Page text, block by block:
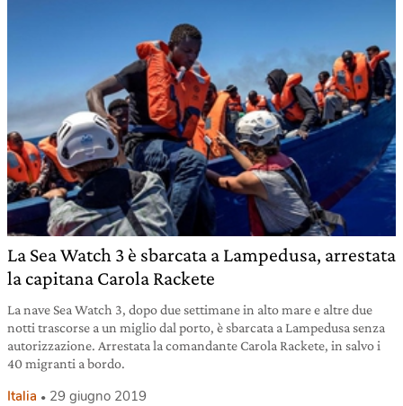
La Sea Watch 3 è sbarcata a Lampedusa, arrestata
la capitana Carola Rackete
La nave Sea Watch 3, dopo due settimane in alto mare e altre due
notti trascorse a un miglio dal porto, è sbarcata a Lampedusa senza
autorizzazione. Arrestata la comandante Carola Rackete, in salvo i
40 migranti a bordo.
Italia 29 giugno 2019